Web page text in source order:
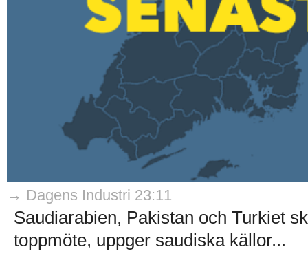
→ Dagens Industri 23:11
Saudiarabien, Pakistan och Turkiet
toppmöte, uppger saudiska källor...